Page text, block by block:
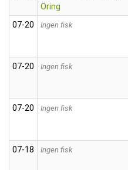
Öring
07‑20 Ingen fisk
07‑20 Ingen fisk
07‑20 Ingen fisk
07‑18 Ingen fisk